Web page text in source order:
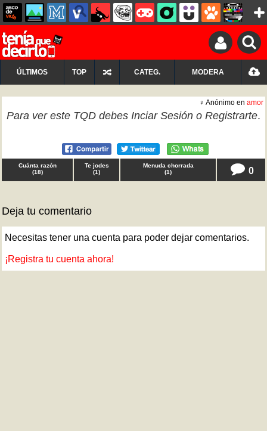
ÚLTIMOS TOP CATEG. MODERA
♀ Anónimo en amor
Para ver este TQD debes Inciar Sesión o Registrarte.
Cuánta razón
(18)
Te jodes
(1)
Menuda chorrada
(1) 0
Deja tu comentario
Necesitas tener una cuenta para poder dejar comentarios.
¡Registra tu cuenta ahora!